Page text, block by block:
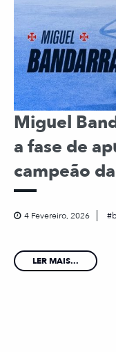
Miguel
a fase de
campeão
4 Fevereiro, 2026
LER MAIS...